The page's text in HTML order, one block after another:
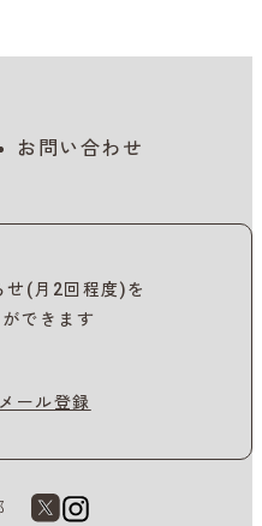
お問い合わせ
せ(月2回程度)を
できます
ール登録